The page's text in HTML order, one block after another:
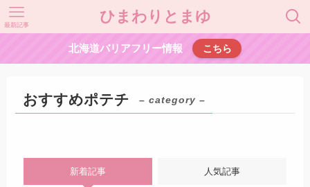
ひまわりとまゆ
最新記事
北海道バリアフリー情報 こちら
おすすめポテチ – category –
新着記事 人気記事